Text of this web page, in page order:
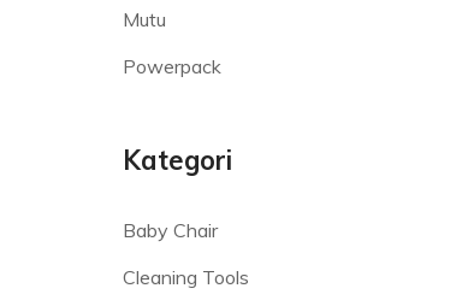
Mutu
Powerpack
Kategori
Baby Chair
Cleaning Tools